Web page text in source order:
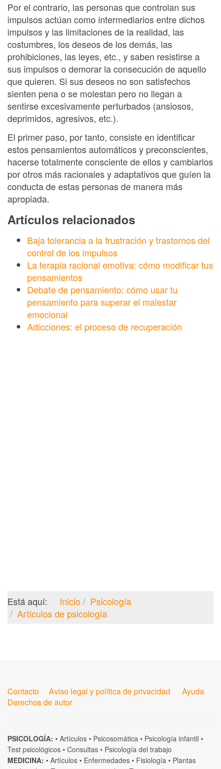
Por el contrario, las personas que controlan sus
impulsos actúan como intermediarios entre dichos
impulsos y las limitaciones de la realidad, las
costumbres, los deseos de los demás, las
prohibiciones, las leyes, etc., y saben resistirse a
sus impulsos o demorar la consecución de aquello
que quieren. Si sus deseos no son satisfechos
sienten pena o se molestan pero no llegan a
sentirse excesivamente perturbados (ansiosos,
deprimidos, agresivos, etc.).
El primer paso, por tanto, consiste en identificar
estos pensamientos automáticos y preconscientes,
hacerse totalmente consciente de ellos y cambiarlos
por otros más racionales y adaptativos que guíen la
conducta de estas personas de manera más
apropiada.
Artículos relacionados
Baja tolerancia a la frustración y trastornos del
control de los impulsos
La terapia racional emotiva: cómo modificar tus
pensamientos
Debate de pensamiento: cómo usar tu
pensamiento para superar el malestar
emocional
Adicciones: el proceso de recuperación
Está aquí: Inicio
Psicología
Artículos de psicología
Contacto Aviso legal y política de privacidad
Ayuda
Derechos de autor
PSICOLOGÍA: • Artículos • Psicosomática • Psicología infantil •
Test psicológicos • Consultas • Psicología del trabajo
MEDICINA: • Artículos • Enfermedades • Fisiología • Plantas